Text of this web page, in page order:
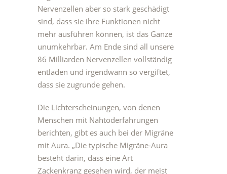
Nervenzellen aber so stark geschädigt
sind, dass sie ihre Funktionen nicht
mehr ausführen können, ist das Ganze
unumkehrbar. Am Ende sind all unsere
86 Milliarden Nervenzellen vollständig
entladen und irgendwann so vergiftet,
dass sie zugrunde gehen.
Die Lichterscheinungen, von denen
Menschen mit Nahtoderfahrungen
berichten, gibt es auch bei der Migräne
mit Aura. „Die typische Migräne-Aura
besteht darin, dass eine Art
Zackenkranz gesehen wird, der meist